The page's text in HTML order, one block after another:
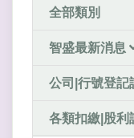
全部類別
智盛最新消息
公司|行號登記
各類扣繳|股利